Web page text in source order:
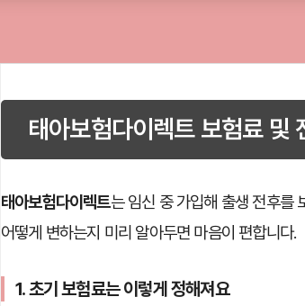
태아보험다이렉트 보험료 및
태아보험다이렉트는 임신 중 가입해 출생 전후를
어떻게 변하는지 미리 알아두면 마음이 편합니다.
1. 초기 보험료는 이렇게 정해져요